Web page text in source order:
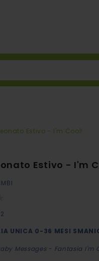
Estivo - I'm Cool!
Estivo - I'm
UNICA 0-36 MESI
Messages- Fantasia I'm